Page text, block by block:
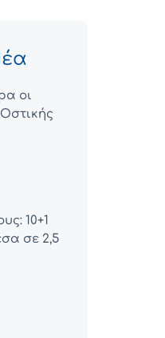
οι
10+1
σε 2,5